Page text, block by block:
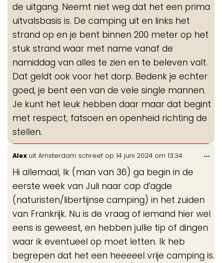
de uitgang. Neemt niet weg dat het een prima
uitvalsbasis is. De camping uit en links het
strand op en je bent binnen 200 meter op het
stuk strand waar met name vanaf de
namiddag van alles te zien en te beleven valt.
Dat geldt ook voor het dorp. Bedenk je echter
goed, je bent een van de vele single mannen.
Je kunt het leuk hebben daar maar dat begint
met respect, fatsoen en openheid richting de
stellen.
Alex uit Amsterdam schreef op 14 juni 2024 om 13:34
Hi allemaal, Ik (man van 36) ga begin in de
eerste week van Juli naar cap d’agde
(naturisten/libertijnse camping) in het zuiden
van Frankrijk. Nu is de vraag of iemand hier wel
eens is geweest, en hebben jullie tip of dingen
waar ik eventueel op moet letten. Ik heb
begrepen dat het een heeeeel vrije camping is.
...